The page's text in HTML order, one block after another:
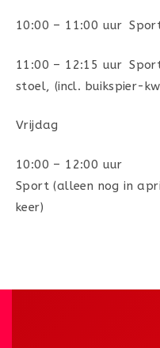
10:00 – 11:00 uur
11:00 – 12:15 uur
stoel, (incl. buikspier-
Vrijdag
10:00 – 12:00 uur
Sport (alleen nog in
keer)